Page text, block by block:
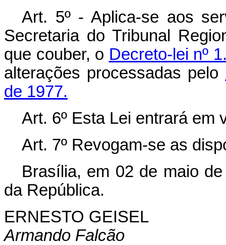
Art. 5º - Aplica-se aos
Secretaria do Tribunal
que couber, o Decreto-lei nº
alterações processadas pelo
de 1977.
Art. 6º Esta Lei entrará em
Art. 7º Revogam-se as
Brasília, em 02 de maio
da República.
ERNESTO GEISEL
Armando Falcão